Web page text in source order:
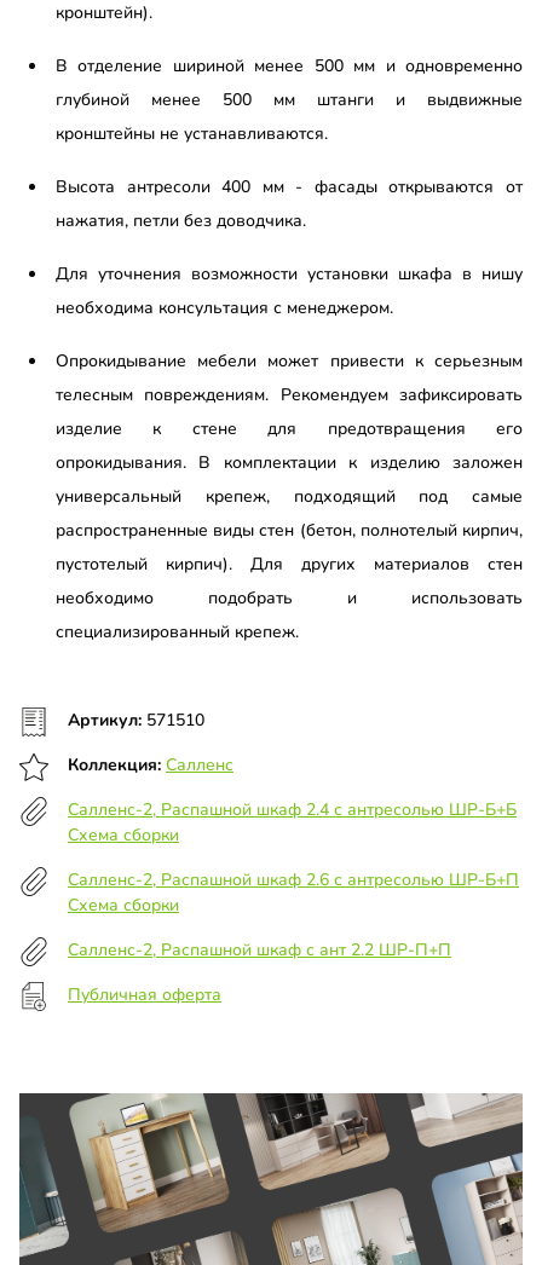
кронштейн).
В отделение шириной менее 500 мм и одновременно
глубиной менее 500 мм штанги и выдвижные
кронштейны не устанавливаются.
Высота антресоли 400 мм - фасады открываются от
нажатия, петли без доводчика.
Для уточнения возможности установки шкафа в нишу
необходима консультация с менеджером.
Опрокидывание мебели может привести к серьезным
телесным повреждениям. Рекомендуем зафиксировать
изделие к стене для предотвращения его
опрокидывания. В комплектации к изделию заложен
универсальный крепеж, подходящий под самые
распространенные виды стен (бетон, полнотелый кирпич,
пустотелый кирпич). Для других материалов стен
необходимо подобрать и использовать
специализированный крепеж.
Артикул: 571510
Коллекция: Салленс
Салленс-2, Распашной шкаф 2.4 с антресолью ШР-Б+Б
Схема сборки
Салленс-2, Распашной шкаф 2.6 с антресолью ШР-Б+П
Схема сборки
Салленс-2, Распашной шкаф с ант 2.2 ШР-П+П
Публичная оферта